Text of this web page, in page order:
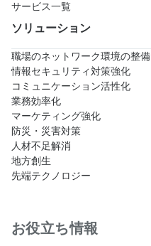
サービス一覧
ソリューション
職場のネットワーク環境の整備
情報セキュリティ対策強化
コミュニケーション活性化
業務効率化
マーケティング強化
防災・災害対策
人材不足解消
地方創生
先端テクノロジー
お役立ち情報